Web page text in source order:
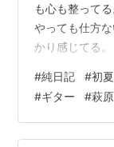
も心も整って
やっても仕方
かり感じてる
劇的に晴れや
てちゃいけな
かに軋らせて
#純日記 #初夏
#ギター #萩